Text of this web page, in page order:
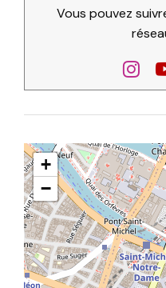
Vous pouvez
+
−